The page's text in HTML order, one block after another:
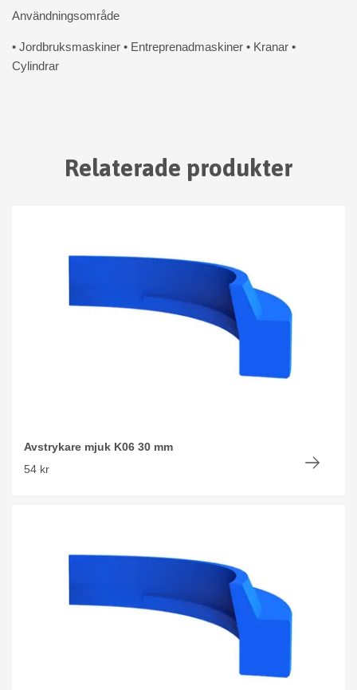
Användningsområde
• Jordbruksmaskiner • Entreprenadmaskiner • Kranar •
Cylindrar
Relaterade produkter
Avstrykare mjuk K06 30 mm
54 kr